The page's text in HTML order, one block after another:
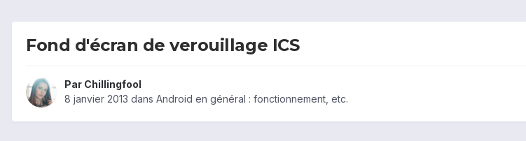
Fond d'écran de verouillage ICS
Par Chillingfool
8 janvier 2013 dans Android en général : fonctionnement, etc.